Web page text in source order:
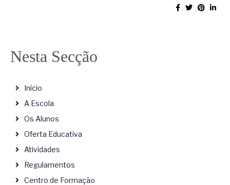
Nesta Secção
Início
A Escola
Os Alunos
Oferta Educativa
Atividades
Regulamentos
Centro de Formação